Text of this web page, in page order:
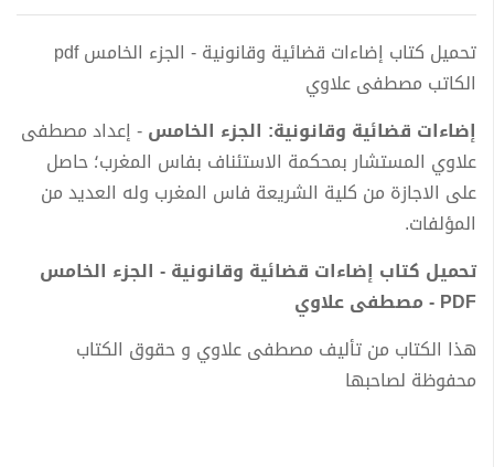
تحميل كتاب إضاءات قضائية وقانونية - الجزء الخامس pdf
الكاتب مصطفى علاوي
إضاءات قضائية وقانونية: الجزء الخامس- إعداد مصطفى
علاوي المستشار بمحكمة الاستئناف بفاس المغرب؛ حاصل
على الاجازة من كلية الشريعة فاس المغرب وله العديد من
المؤلفات.
تحميل كتاب إضاءات قضائية وقانونية - الجزء الخامس
PDF - مصطفى علاوي
هذا الكتاب من تأليف مصطفى علاوي و حقوق الكتاب
محفوظة لصاحبها